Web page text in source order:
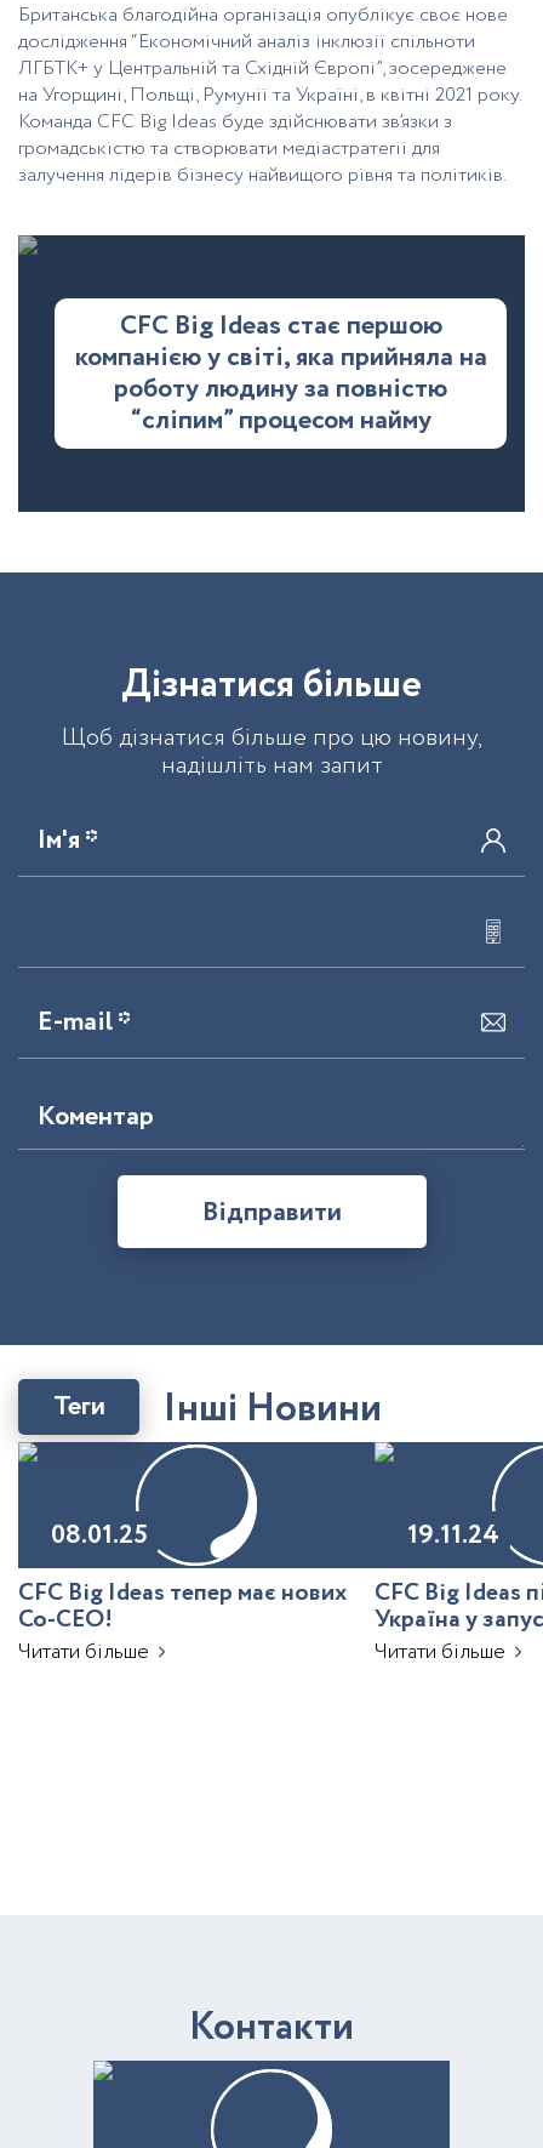
Британська благодійна організація опублікує своє нове
дослідження “Економічний аналіз інклюзії спільноти
ЛГБТК+ у Центральній та Східній Європі”, зосереджене
на Угорщині, Польщі, Румунії та Україні, в квітні 2021 року.
Команда СFC Big Ideas буде здійснювати зв’язки з
громадськістю та створювати медіастратегії для
залучення лідерів бізнесу найвищого рівня та політиків.
CFC Big Ideas стає першою
компанією у світі, яка прийняла на
роботу людину за повністю
“сліпим” процесом найму
Дізнатися більше
Щоб дізнатися більше про цю новину,
надішліть нам запит
Ім'я *
E-mail *
Коментар
Відправити
Інші Новини
Теги
08.01.25
CFC Big Ideas тепер має нових
Co-CEO!
Читати більше
19.11.24
CFC Big Ideas
Україна у
з ШІ
Читати більше
Контакти